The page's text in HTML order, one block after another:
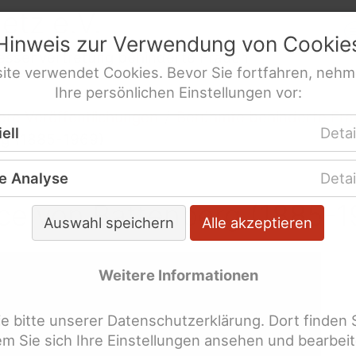
e.V.
behinderte Frauen
Veröffentlichungen
Berühmte behinderte
(1885-1969)
von Battenberg (1885-
zur Verwendung von
verwendet Cookies. Bevor Sie fortfahren,
Ihre persönlichen Einstellungen vor:
Analyse
Auswahl speichern Alle akzeptieren
Weitere Informationen
bitte unserer Datenschutzerklärung. Dort finden
Sie sich Ihre Einstellungen ansehen und